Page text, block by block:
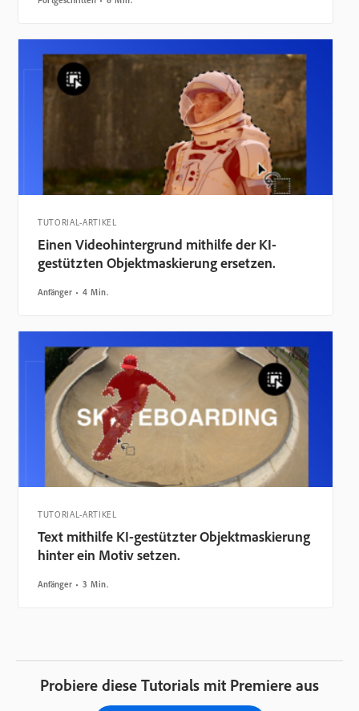
TUTORIAL-ARTIKEL
Einen Videohintergrund mithilfe der KI-
gestützten Objektmaskierung ersetzen.
Anfänger 4 Min.
TUTORIAL-ARTIKEL
Text mithilfe KI-gestützter Objektmaskierung
hinter ein Motiv setzen.
Anfänger 3 Min.
Probiere diese Tutorials mit Premiere aus